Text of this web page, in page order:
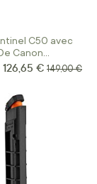
C50 avec
Canon
Prix Spécial
126,65 € Prix normal
149,00 €